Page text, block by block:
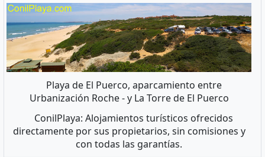
Playa de El Puerco, aparcamiento entre
Urbanización Roche - y La Torre de El Puerco
ConilPlaya: Alojamientos turísticos ofrecidos
directamente por sus propietarios, sin comisiones y
con todas las garantías.